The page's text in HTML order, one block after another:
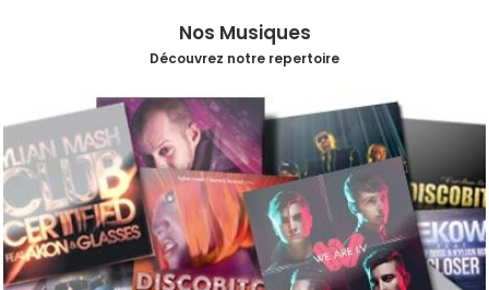
Nos Musiques
Découvrez notre repertoire